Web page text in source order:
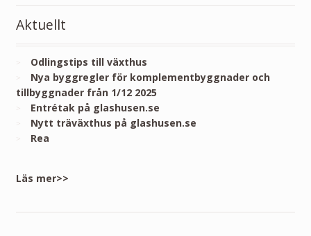
Aktuellt
Odlingstips till växthus
Nya byggregler för komplementbyggnader och
tillbyggnader från 1/12 2025
Entrétak på glashusen.se
Nytt träväxthus på glashusen.se
Rea
Läs mer>>